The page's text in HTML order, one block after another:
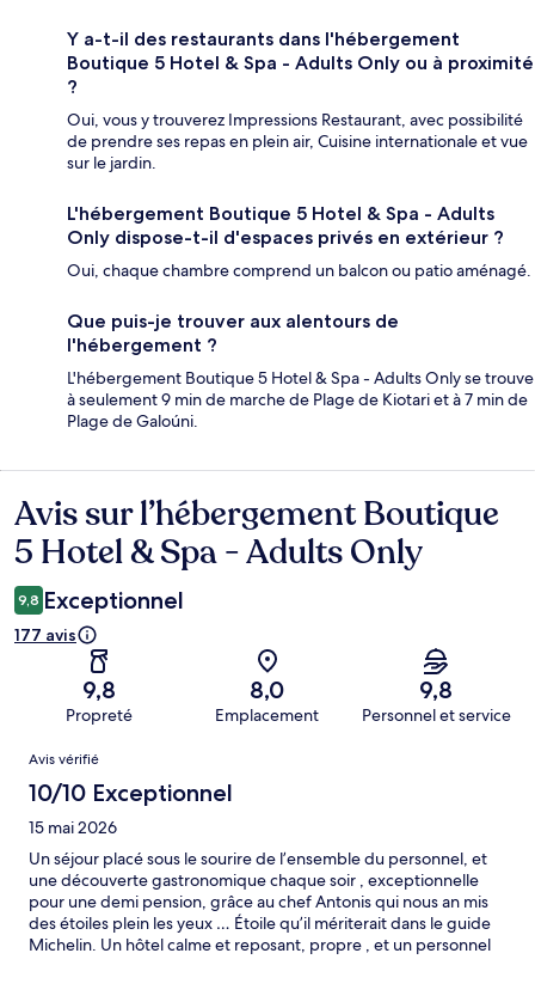
Y a-t-il des restaurants dans l'hébergement
Boutique 5 Hotel & Spa - Adults Only ou à proximité
?
Oui, vous y trouverez Impressions Restaurant, avec possibilité
de prendre ses repas en plein air, Cuisine internationale et vue
sur le jardin.
L'hébergement Boutique 5 Hotel & Spa - Adults
Only dispose-t-il d'espaces privés en extérieur ?
Oui, chaque chambre comprend un balcon ou patio aménagé.
Que puis-je trouver aux alentours de
l'hébergement ?
L'hébergement Boutique 5 Hotel & Spa - Adults Only se trouve
à seulement 9 min de marche de Plage de Kiotari et à 7 min de
Plage de Galoúni.
Avis
Avis sur l’hébergement Boutique
5 Hotel & Spa - Adults Only
9,8 Exceptionnel
177 avis
9,8
Propreté
8,0
Emplacement
9,8
Personnel et service
Avis
Avis vérifié
10/10 Exceptionnel
15 mai 2026
Un séjour placé sous le sourire de l’ensemble du personnel, et
une découverte gastronomique chaque soir , exceptionnelle
pour une demi pension, grâce au chef Antonis qui nous an mis
des étoiles plein les yeux … Étoile qu’il mériterait dans le guide
Michelin. Un hôtel calme et reposant, propre , et un personnel